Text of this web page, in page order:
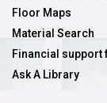
Floor Maps
Material Search
Financial
Ask A Library